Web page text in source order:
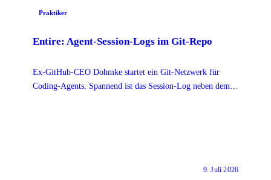
Praktiker
Entire: Agent-Session-Logs im Git-Repo
Ex-GitHub-CEO Dohmke startet ein Git-Netzwerk für
Coding-Agents. Spannend ist das Session-Log neben dem
9. Juli 2026